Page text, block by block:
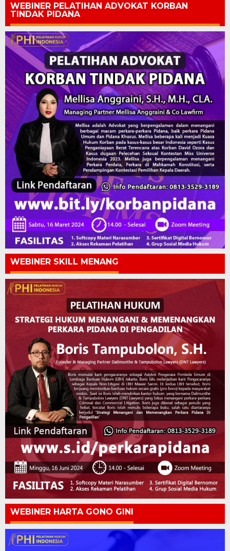
WEBINER PELATIHAN ADVOKAT KORBAN
TINDAK PIDANA
WEBINER SKILL MENANG
WEBINER HARTA GONO GINI